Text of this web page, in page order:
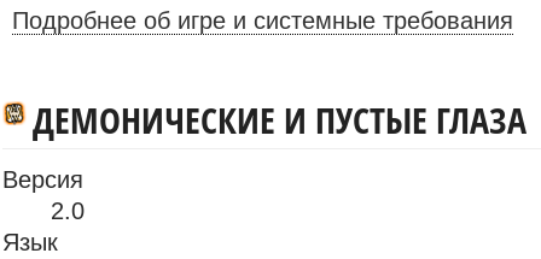
Подробнее об игре и системные требования
ДЕМОНИЧЕСКИЕ И ПУСТЫЕ ГЛАЗА
Версия
2.0
Язык